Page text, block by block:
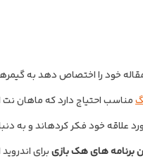
خود را اختصاص دهد به
مناسب احتیاج دارد که ماهان نت
برنامه های هک بازیبرای